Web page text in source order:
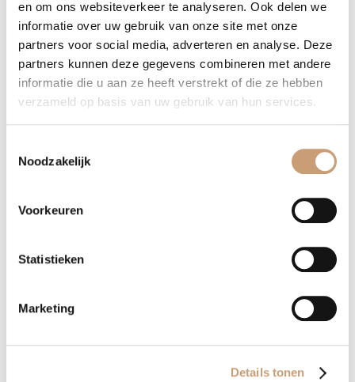
en om ons websiteverkeer te analyseren. Ook delen we
informatie over uw gebruik van onze site met onze
partners voor social media, adverteren en analyse. Deze
partners kunnen deze gegevens combineren met andere
informatie die u aan ze heeft verstrekt of die ze hebben
verzameld op basis van uw gebruik van hun services.
Noodzakelijk
Voorkeuren
Statistieken
Marketing
Details tonen
1-1328-072 1-1328-073 1-1328-074
1-1328-080 1-1328-082